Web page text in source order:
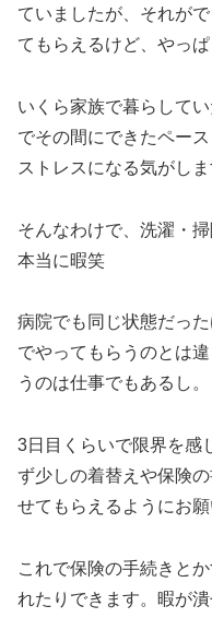
ていましたが、それが
てもらえるけど、やっ
いくら家族で暮らして
でその間にできたペー
ストレスになる気がしま
そんなわけで、洗濯・
本当に暇笑
病院でも同じ状態だっ
でやってもらうのとは
うのは仕事でもあるし。
3日目くらいで限界を感
ず少しの着替えや保険
せてもらえるようにお願
これで保険の手続きと
れたりできます。暇が